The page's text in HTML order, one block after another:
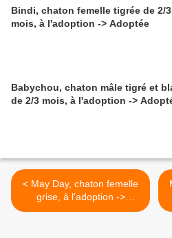
Bindi, chaton femelle tigrée de 2/3
mois, à l'adoption -> Adoptée
Babychou, chaton mâle tigré et
de 2/3 mois, à l'adoption ->
< May Day, chaton femelle
grise, à l'adoption ->
adoptée